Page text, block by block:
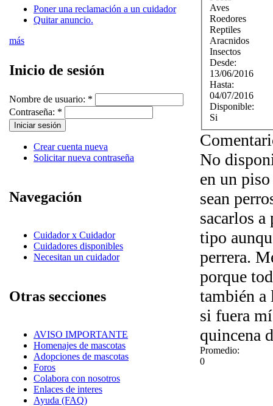
Poner una reclamación a un cuidador
Quitar anuncio.
más
Inicio de sesión
Nombre de usuario: *
Contraseña: *
Crear cuenta nueva
Solicitar nueva contraseña
Navegación
Cuidador x Cuidador
Cuidadores disponibles
Necesitan un cuidador
Otras secciones
AVISO IMPORTANTE
Homenajes de mascotas
Adopciones de mascotas
Foros
Colabora con nosotros
Enlaces de interes
Ayuda (FAQ)
Aves
Roedores
Reptiles
Aracnidos
Insectos
Desde:
13/06/2016
Hasta:
04/07/2016
Disponible:
Si
No
en un
sean
sacarlos
tipo
perrera.
porque
también a
si fuera
quincena
Promedio:
0